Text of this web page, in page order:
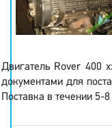
Двигатель Rover 400
документами для
Поставка в течении 5-